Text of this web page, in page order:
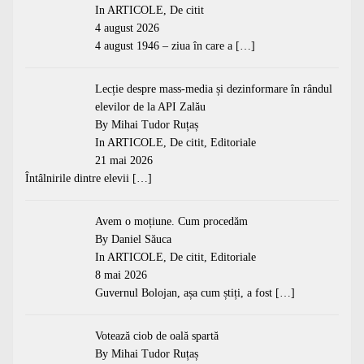
In ARTICOLE, De citit
4 august 2026
4 august 1946 – ziua în care a […]
Lecție despre mass-media și dezinformare în rândul
elevilor de la API Zalău
By Mihai Tudor Ruțaș
In ARTICOLE, De citit, Editoriale
21 mai 2026
Întâlnirile dintre elevii […]
Avem o moțiune. Cum procedăm
By Daniel Săuca
In ARTICOLE, De citit, Editoriale
8 mai 2026
Guvernul Bolojan, așa cum știți, a fost […]
Votează ciob de oală spartă
By Mihai Tudor Ruțaș